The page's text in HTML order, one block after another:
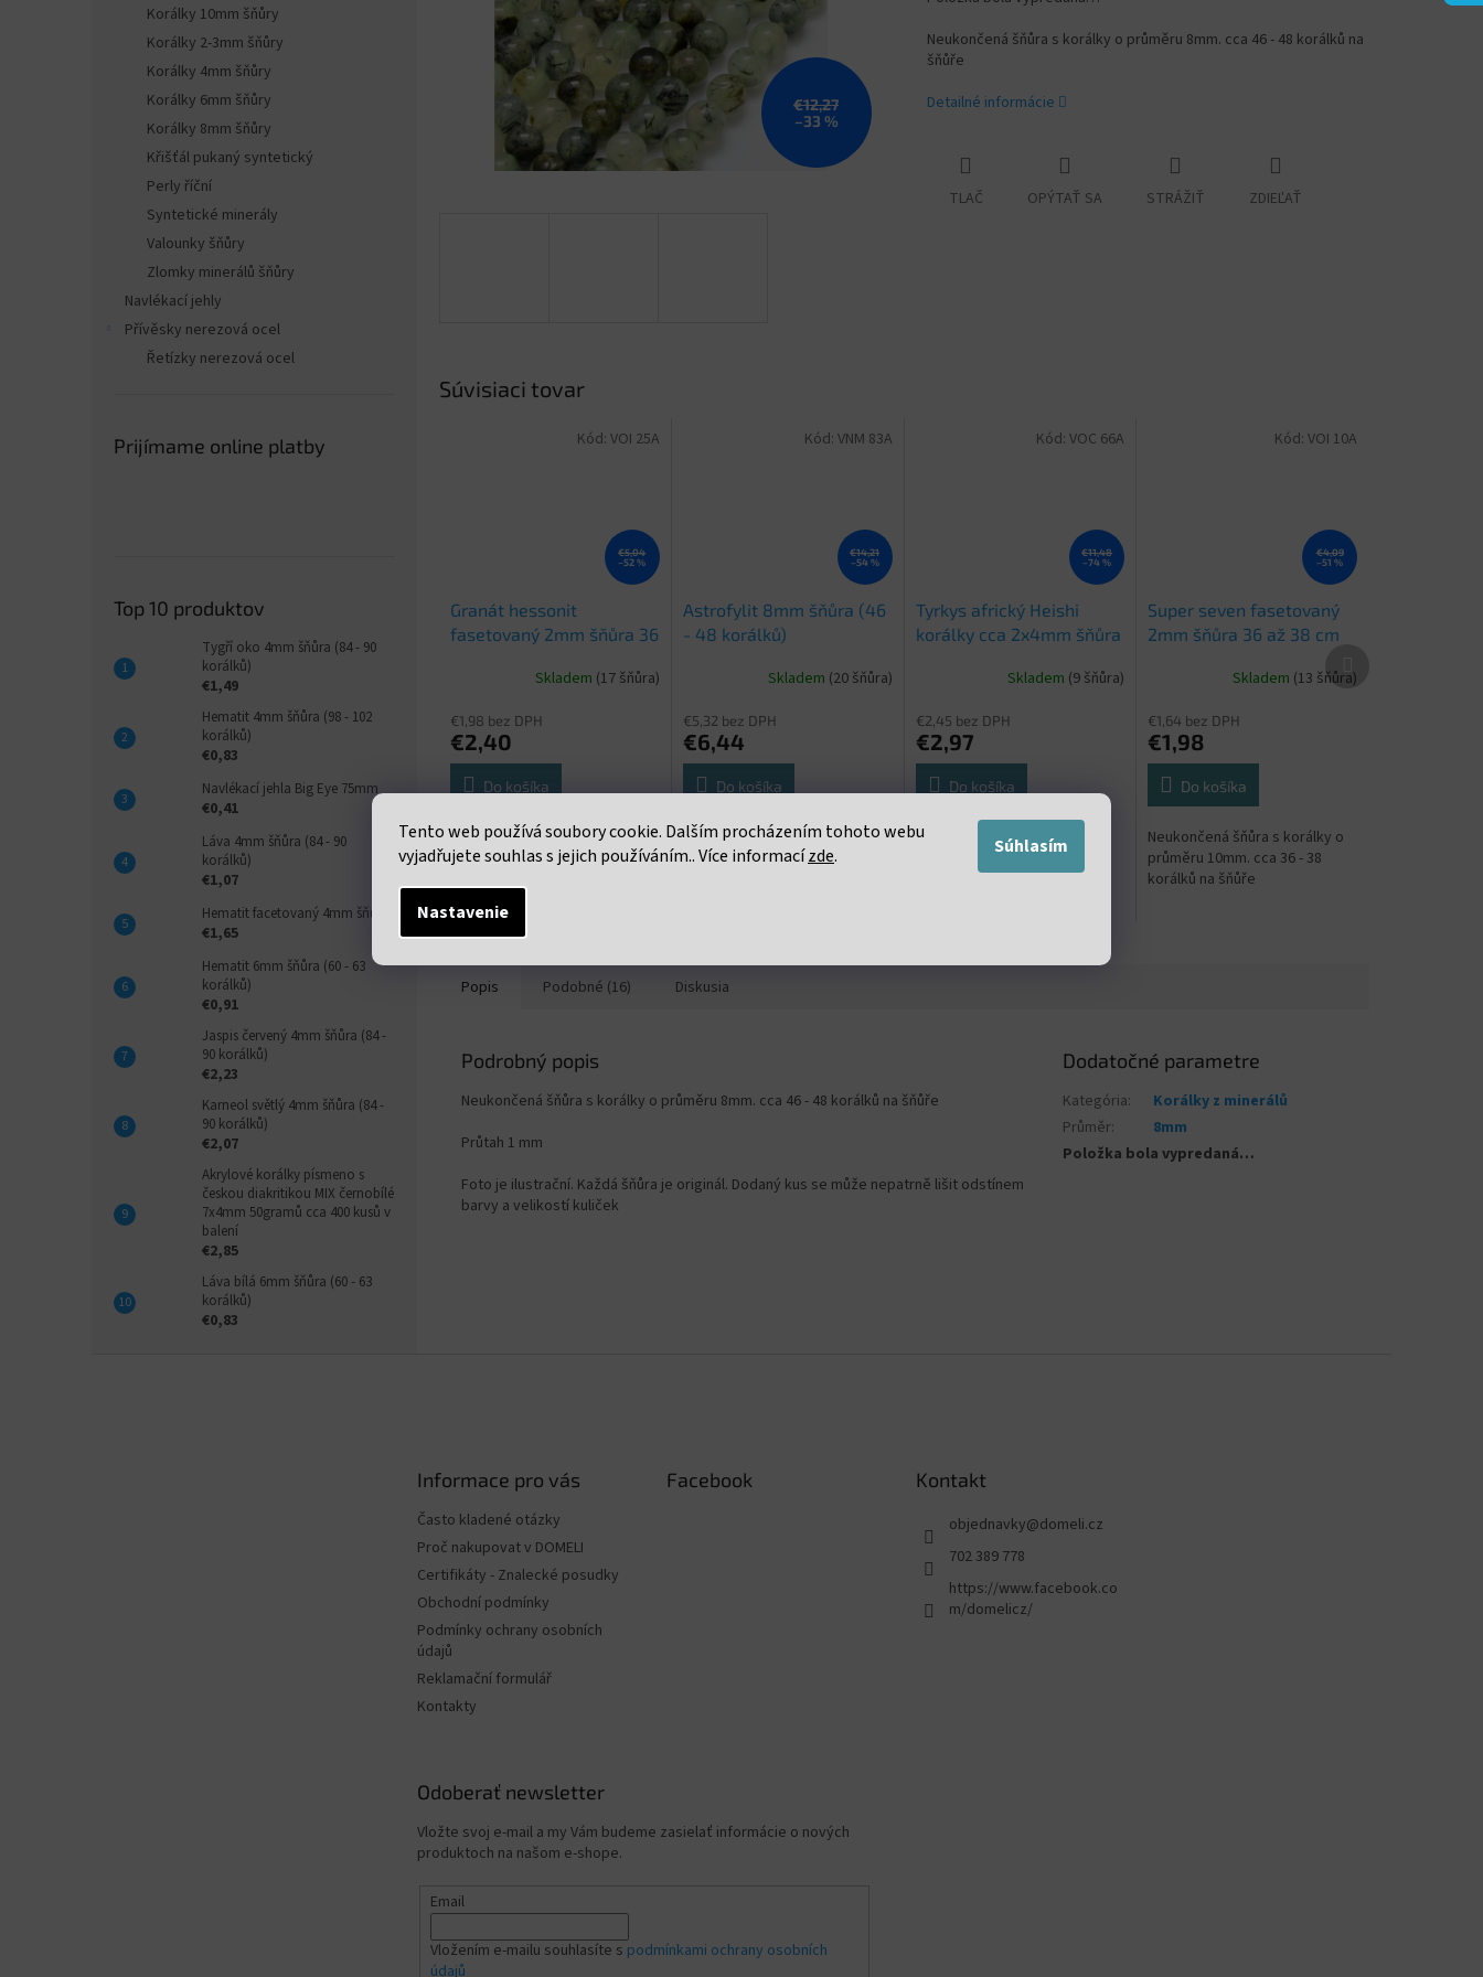
Tento web používá soubory cookie. Dalším procházením tohoto webu
vyjadřujete souhlas s jejich používáním.. Více informacízde.
Nastavenie
Súhlasím
Korálky 10mm šňůry
Korálky 2-3mm šňůry
Korálky 4mm šňůry
Korálky 6mm šňůry
Korálky 8mm šňůry
Křišťál pukaný syntetický
Perly říční
Syntetické minerály
Valounky šňůry
Zlomky minerálů šňůry
Navlékací jehly
Přívěsky nerezová ocel
Řetízky nerezová ocel
Prijímame online platby
Top 10 produktov
Tygří oko 4mm šňůra (84 - 90
korálků)
€1,49
Hematit 4mm šňůra (98 - 102
korálků)
€0,83
Navlékací jehla Big Eye 75mm
€0,41
Láva 4mm šňůra (84 - 90
korálků)
€1,07
Hematit facetovaný 4mm šňůra
€1,65
Hematit 6mm šňůra (60 - 63
korálků)
€0,91
Jaspis červený 4mm šňůra (84 -
90 korálků)
€2,23
Karneol světlý 4mm šňůra (84 -
90 korálků)
€2,07
Akrylové korálky písmeno s
českou diakritikou MIX černobílé
7x4mm 50gramů cca 400 kusů v
balení
€2,85
Láva bílá 6mm šňůra (60 - 63
korálků)
€0,83
€12,27
–33 %
Neukončená šňůra s korálky o průměru 8mm. cca 46 - 48 korálků na
šňůře
Detailné informácie
TLAČ OPÝTAŤ SA STRÁŽIŤ ZDIEĽAŤ
Súvisiaci tovar
€5,04
–52 %
Granát hessonit
fasetovaný 2mm šňůra 36
Skladem (17 šňůra)
€1,98 bez DPH
€2,40
Do košíka
Neukončená šňůra s korálky o
průměru 10mm. cca 36 - 38
Kód: VOI 25A
€14,21
–54 %
Astrofylit 8mm šňůra (46
- 48 korálků)
Skladem (20 šňůra)
€5,32 bez DPH
€6,44
Do košíka
Neukončená šňůra s korálky o
průměru 8mm. cca 46 - 48
Kód: VNM 83A
€11,48
–74 %
Tyrkys africký Heishi
korálky cca 2x4mm šňůra
Skladem (9 šňůra)
€2,45 bez DPH
€2,97
Do košíka
Neukončená šňůra s
facetovanými korálky o
průměru 4mm. cca 84 - 90
Kód:VOC 66A
€4,09
–51 %
Super seven fasetovaný
2mm šňůra 36 až 38 cm
Skladem (13 šňůra)
€1,64 bez DPH
€1,98
Do košíka
Neukončená šňůra s korálky o
průměru 10mm. cca 36 - 38
korálků na šňůře
Kód: VOI 10A
produkt
Popis Podobné (16) Diskusia
Podrobný popis
Neukončená šňůra s korálky o průměru 8mm. cca 46 - 48 korálků na šňůře
Průtah 1 mm
Foto je ilustrační. Každá šňůra je originál. Dodaný kus se může nepatrně lišit odstínem
barvy a velikostí kuliček
Dodatočné parametre
Kategória:
Korálky z minerálů
Průměr:
8mm
Položka bola vypredaná…
Informace pro vás
Často kladené otázky
Proč nakupovat v DOMELI
Certifikáty - Znalecké posudky
Obchodní podmínky
Podmínky ochrany osobních
údajů
Reklamační formulář
Kontakty
Facebook Kontakt
objednavky@domeli.cz
702 389 778
https://www.facebook.co
m/domelicz/
Odoberať newsletter
Vložte svoj e-mail a my Vám budeme zasielať informácie o nových
produktoch na našom e-shope.
Email
Vložením e-mailu souhlasíte s podmínkami ochrany osobních
údajů